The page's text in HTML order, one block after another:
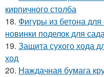
кирпичного столба
18. Фигуры из бетона
новинки поделок для
19. Защита сухого хода
ход
20. Наждачная бумага